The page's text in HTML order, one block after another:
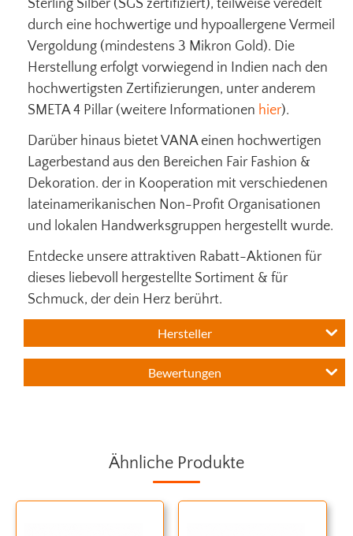
Sterling Silber (SGS zertifiziert), teilweise veredelt
durch eine hochwertige und hypoallergene Vermeil
Vergoldung (mindestens 3 Mikron Gold). Die
Herstellung erfolgt vorwiegend in Indien nach den
hochwertigsten Zertifizierungen, unter anderem
SMETA 4 Pillar (weitere Informationen hier).
Darüber hinaus bietet VANA einen hochwertigen
Lagerbestand aus den Bereichen Fair Fashion &
Dekoration. der in Kooperation mit verschiedenen
lateinamerikanischen Non-Profit Organisationen
und lokalen Handwerksgruppen hergestellt wurde.
Entdecke unsere attraktiven Rabatt-Aktionen für
dieses liebevoll hergestellte Sortiment & für
Schmuck, der dein Herz berührt.
Hersteller
Bewertungen
Ähnliche Produkte